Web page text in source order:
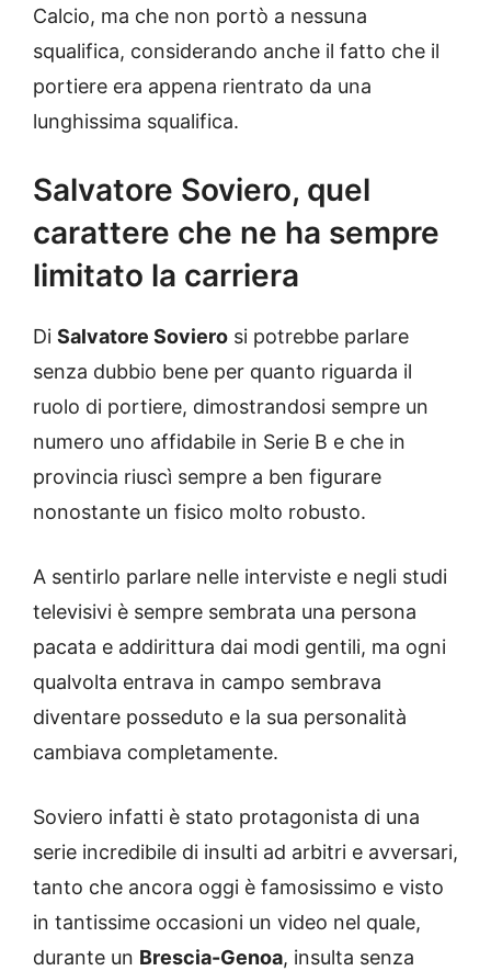
Calcio, ma che non portò a nessuna
squalifica, considerando anche il fatto che il
portiere era appena rientrato da una
lunghissima squalifica.
Salvatore Soviero, quel
carattere che ne ha sempre
limitato la carriera
Di Salvatore Soviero si potrebbe parlare
senza dubbio bene per quanto riguarda il
ruolo di portiere, dimostrandosi sempre un
numero uno affidabile in Serie B e che in
provincia riuscì sempre a ben figurare
nonostante un fisico molto robusto.
A sentirlo parlare nelle interviste e negli studi
televisivi è sempre sembrata una persona
pacata e addirittura dai modi gentili, ma ogni
qualvolta entrava in campo sembrava
diventare posseduto e la sua personalità
cambiava completamente.
Soviero infatti è stato protagonista di una
serie incredibile di insulti ad arbitri e avversari,
tanto che ancora oggi è famosissimo e visto
in tantissime occasioni un video nel quale,
durante un Brescia-Genoa, insulta senza